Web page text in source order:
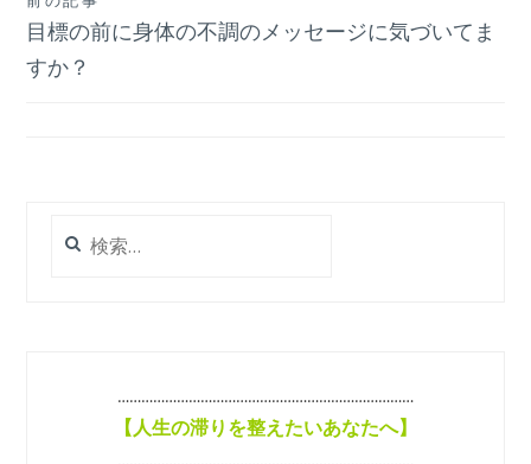
稿
ナ
目標の前に身体の不調のメッセージに気づいてま
すか？
索:
…………………………………………………………………
【人生の滞りを整えたいあなたへ】